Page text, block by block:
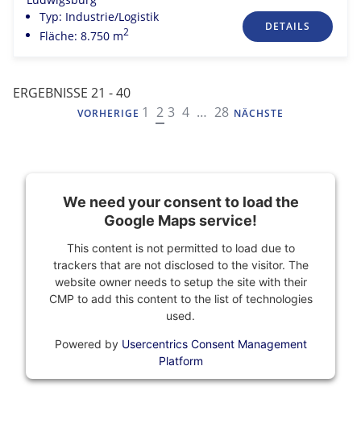
Typ: Industrie/Logistik
Fläche: 8.750 m2 DETAILS
ERGEBNISSE 21 - 40
NAVIGATION
VORHERIGE 1 2 3 4 … 28 NÄCHSTE
We need your consent to load the
Google Maps service!
This content is not permitted to load due to
trackers that are not disclosed to the visitor. The
website owner needs to setup the site with their
CMP to add this content to the list of technologies
used.
Powered by Usercentrics Consent Management
Platform